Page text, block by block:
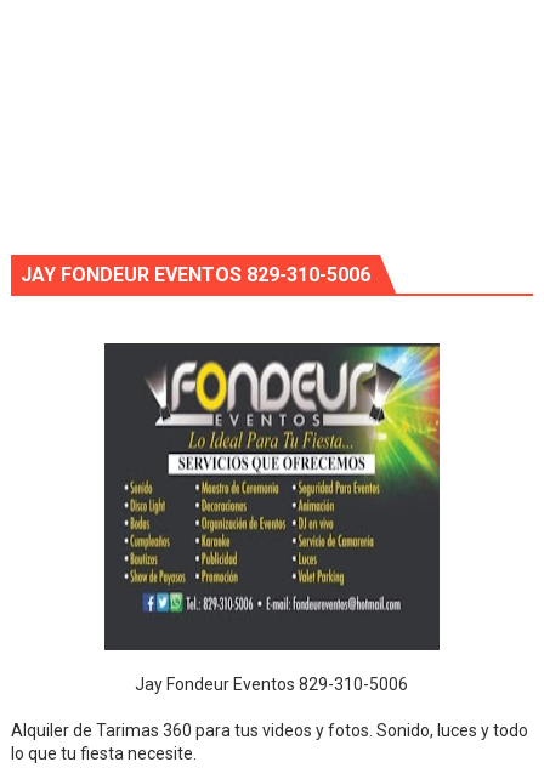
JAY FONDEUR EVENTOS 829-310-5006
Jay Fondeur Eventos 829-310-5006
Alquiler de Tarimas 360 para tus videos y fotos. Sonido, luces y todo
lo que tu fiesta necesite.